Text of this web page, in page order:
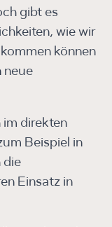
gibt es
wie wir
können
neue
im direkten
Beispiel in
die
Einsatz in